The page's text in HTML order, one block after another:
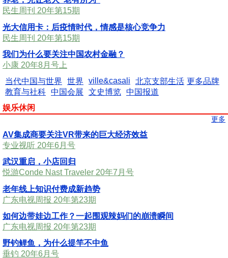
民生周刊 20年第15期
光大信用卡：后疫情时代，情感是核心竞争力
民生周刊 20年第15期
我们为什么要关注中国农村金融？
小康 20年8月号上
当代中国与世界
世界 ville&casali
北京支部生活
教育与社科 中国会展 文史博览 中国报道
更多品牌
娱乐休闲
更多
AV集成商要关注VR带来的巨大经济效益
专业视听 20年6月号
武汉重启，小店回归
悦游Conde Nast Traveler 20年7月号
老年线上知识付费成新趋势
广东电视周报 20年第23期
如何边带娃边工作？一起围观辣妈们的崩溃瞬间
广东电视周报 20年第23期
野钓鲤鱼，为什么提竿不中鱼
垂钓 20年6月号